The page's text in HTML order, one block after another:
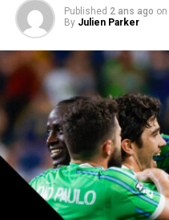
Published 2 ans ago on
By Julien Parker